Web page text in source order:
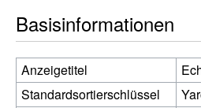
Basisinformationen
Anzeigetitel
Standardsortierschlüssel